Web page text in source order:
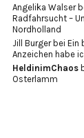
Angelika Walser
Radfahrsucht –
Nordholland
Jill Burgerbei Ein
Anzeichen habe
HeldinimChaos
Osterlamm